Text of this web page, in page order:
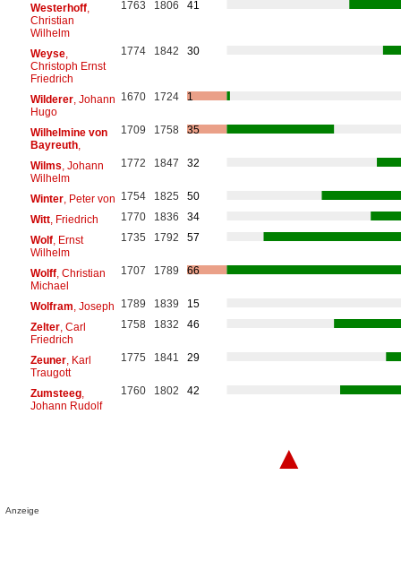
Westerhoff,
Christian
Wilhelm
1763 1806 41
Weyse,
Christoph Ernst
Friedrich
1774 1842 30
Wilderer, Johann
Hugo
1670 1724 1
Wilhelmine von
Bayreuth,
1709 1758 35
Wilms , Johann
Wilhelm
1772 1847 32
Winter, Peter von 1754 1825
50
Witt, Friedrich 1770 1836
34
Wolf, Ernst
Wilhelm
1735 1792 57
Wolff, Christian
Michael
1707 1789 66
Wolfram , Joseph 1789 1839
15
Zelter, Carl
Friedrich
1758 1832 46
Zeuner, Karl
Traugott
1775 1841 29
Zumsteeg,
Johann Rudolf
1760 1802 42
▲
Anzeige